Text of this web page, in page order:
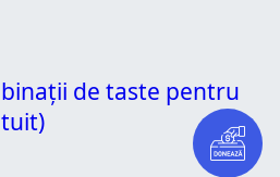
de taste pentru